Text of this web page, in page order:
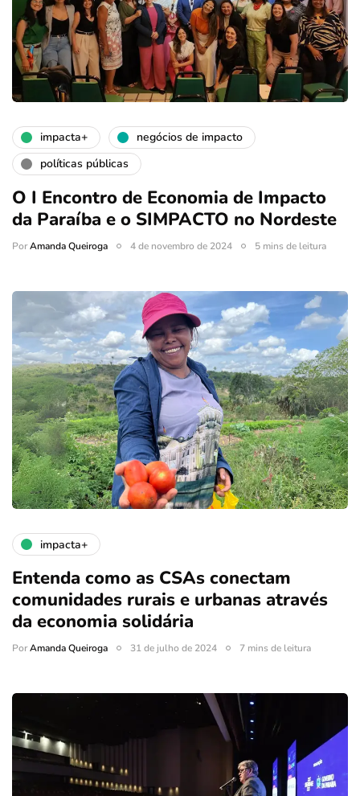
impacta+
negócios de impacto
políticas públicas
O I Encontro de Economia de Impacto
da Paraíba e o SIMPACTO no Nordeste
PorAmanda Queiroga 4 de novembro de 2024 5 mins de leitura
impacta+
Entenda como as CSAs conectam
comunidades rurais e urbanas através
da economia solidária
PorAmanda Queiroga 31 de julho de 2024 7 mins de leitura